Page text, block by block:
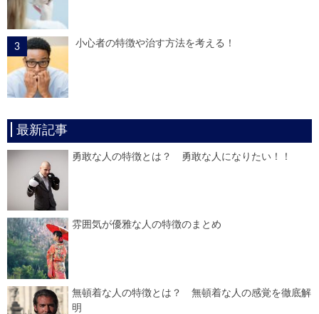
小心者の特徴や治す方法を考える！
最新記事
勇敢な人の特徴とは？ 勇敢な人になりたい！！
雰囲気が優雅な人の特徴のまとめ
無頓着な人の特徴とは？ 無頓着な人の感覚を徹底解
明